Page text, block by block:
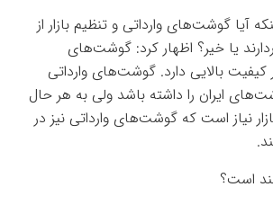
آیا گوشت‌های وارداتی و تنظیم بازار از
یا خیر؟ اظهار کرد: گوشت‌های
کیفیت بالایی دارد. گوشت‌های وارداتی
ایران را داشته باشد ولی به‌ هر حال
نیاز است که گوشت‌های وارداتی نیز در
است؟